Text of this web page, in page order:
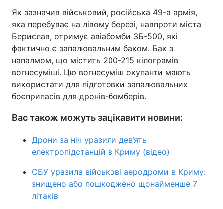
Як зазначив військовий, російська 49-а армія,
яка перебуває на лівому березі, навпроти міста
Берислав, отримує авіабомби ЗБ-500, які
фактично є запалювальним баком. Бак з
напалмом, що містить 200-215 кілограмів
вогнесуміші. Цю вогнесуміш окупанти мають
використати для підготовки запалювальних
боєприпасів для дронів-бомберів.
Вас також можуть зацікавити новини:
Дрони за ніч уразили дев’ять
електропідстанцій в Криму (відео)
СБУ уразила військові аеродроми в Криму:
знищено або пошкоджено щонайменше 7
літаків